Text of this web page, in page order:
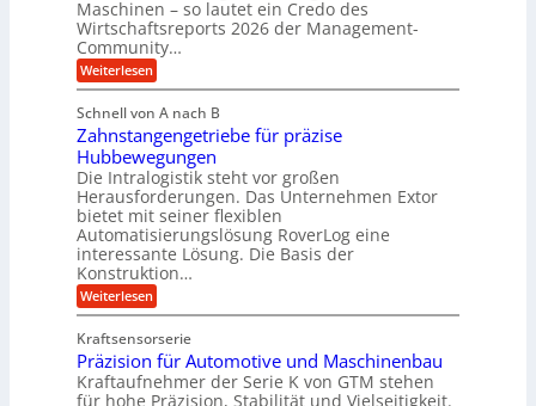
d
r
a
u
k
i
m
V
e
r
g
l
c
h
g
l
e
b
i
g
e
K
u
g
e
l
g
e
w
n
s
t
e
i
g
e
r
t
U
m
s
a
t
z
u
n
d
Maschinen – so lautet ein Credo des
Wirtschaftsreports 2026 der Management-
Community…
Weiterlesen:
M
n
s
c
h
e
n
a
u
c
h
i
n
Z
e
e
Schnell von A nach B
Zahnstangengetriebe für präzise
Hubbewegungen
Die Intralogistik steht vor großen
Herausforderungen. Das Unternehmen Extor
bietet mit seiner flexiblen
Automatisierungslösung RoverLog eine
interessante Lösung. Die Basis der
Konstruktion…
Weiterlesen:
Z
h
n
s
t
Kraftsensorserie
Präzision für Automotive und Maschinenbau
Kraftaufnehmer der Serie K von GTM stehen
für hohe Präzision, Stabilität und Vielseitigkeit.